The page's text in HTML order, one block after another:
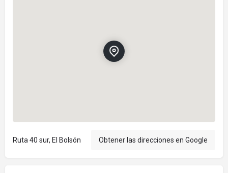
Ruta 40 sur, El Bolsón Obtener las direcciones en Google